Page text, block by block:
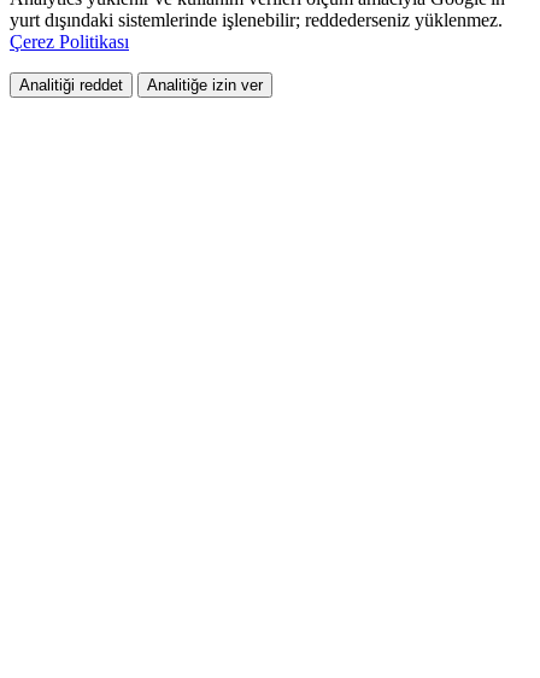
yurt dışındaki sistemlerinde işlenebilir; reddederseniz yüklenmez.
Çerez Politikası
Analitiği reddet Analitiğe izin ver